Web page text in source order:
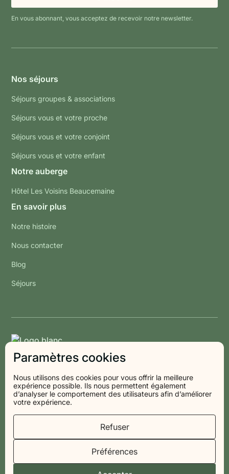
En vous abonnant, vous acceptez de recevoir notre newsletter.
Nos séjours
Séjours groupes & associations
Séjours vous et votre proche
Séjours vous et votre conjoint
Séjours vous et votre enfant
Notre auberge
Hôtel Les Voisins Beaucemaine
En savoir plus
Notre histoire
Nous contacter
Blog
Séjours
Politique de confidentialité Mentions légales
Paramètres cookies
Nous utilisons des cookies pour vous offrir la meilleure
expérience possible. Ils nous permettent également
d’analyser le comportement des utilisateurs afin d’améliorer
votre expérience.
Refuser
Préférences